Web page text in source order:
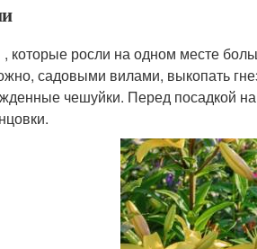
которые росли на одном месте
садовыми вилами, выкопать
чешуйки. Перед посадкой